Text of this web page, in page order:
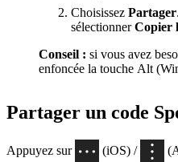
Choisissez Partager
sélectionnerCopier
Conseil : si vous avez
enfoncée la touche Alt
Partager un code
Appuyez sur (iOS) /